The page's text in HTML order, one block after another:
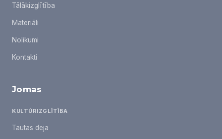
Tālākizglītība
Materiāli
Nolikumi
Kontakti
Jomas
KULTŪRIZGLĪTĪBA
Tautas deja